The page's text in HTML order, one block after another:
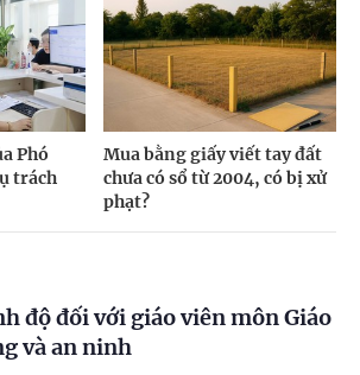
Phó
trách
Mua bằng giấy viết tay đất
chưa có sổ từ 2004, có bị xử
phạt?
độ đối với giáo viên môn Giáo
và an ninh